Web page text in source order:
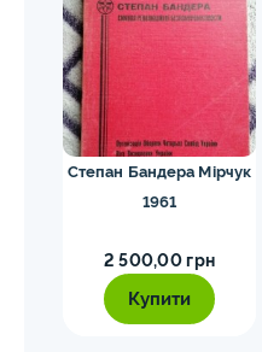
Степан Бандера Мірчук
1961
2 500,00 грн
Купити